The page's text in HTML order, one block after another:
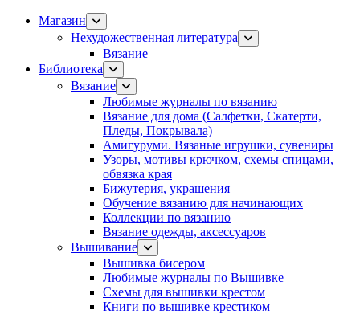
Магазин
Нехудожественная литература
Вязание
Библиотека
Вязание
Любимые журналы по вязанию
Вязание для дома (Салфетки, Скатерти,
Пледы, Покрывала)
Амигуруми. Вязаные игрушки, сувениры
Узоры, мотивы крючком, схемы спицами,
обвязка края
Бижутерия, украшения
Обучение вязанию для начинающих
Коллекции по вязанию
Вязание одежды, аксессуаров
Вышивание
Вышивка бисером
Любимые журналы по Вышивке
Схемы для вышивки крестом
Книги по вышивке крестиком